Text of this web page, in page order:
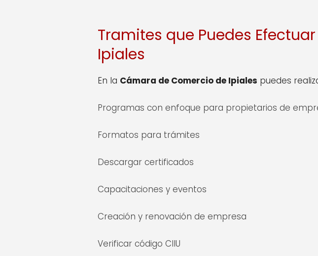
Tramites que Puedes
Ipiales
En la Cámara de Comercio de Ipiales puedes
Programas con enfoque para propietarios de
Formatos para trámites
Descargar certificados
Capacitaciones y eventos
Creación y renovación de empresa
Verificar código CIIU